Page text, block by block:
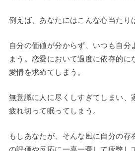
例えば、あなたにはこんな心当たり
自分の価値が分からず、いつも自分
まう。恋愛において過度に依存的に
愛情を求めてしまう。
無意識に人に尽くしすぎてしまい、
疲れ切って眠ってしまう。
もしあなたが、そんな風に自分の存
の評価や反応に一喜一憂して疲弊し